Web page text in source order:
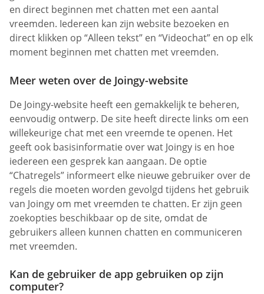
en direct beginnen met chatten met een aantal
vreemden. Iedereen kan zijn website bezoeken en
direct klikken op “Alleen tekst” en “Videochat” en op elk
moment beginnen met chatten met vreemden.
Meer weten over de Joingy-website
De Joingy-website heeft een gemakkelijk te beheren,
eenvoudig ontwerp. De site heeft directe links om een
willekeurige chat met een vreemde te openen. Het
geeft ook basisinformatie over wat Joingy is en hoe
iedereen een gesprek kan aangaan. De optie
“Chatregels” informeert elke nieuwe gebruiker over de
regels die moeten worden gevolgd tijdens het gebruik
van Joingy om met vreemden te chatten. Er zijn geen
zoekopties beschikbaar op de site, omdat de
gebruikers alleen kunnen chatten en communiceren
met vreemden.
Kan de gebruiker de app gebruiken op zijn
computer?